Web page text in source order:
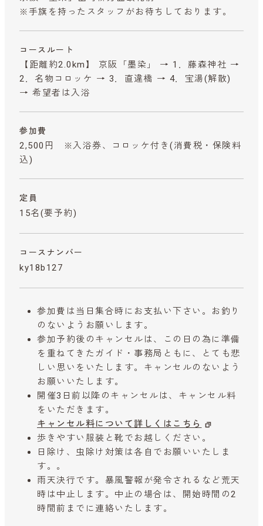
※手旗を持ったスタッフがお待ちしております。
コースルート
【距離約2.0km】 京阪「墨染」 → 1．藤森神社 →
2．名物コロッケ → 3．直違橋 → 4．宝湯(解散)
→ 希望者は入浴
参加費
2,500円 ※入浴券、コロッケ付き (消費税・保険料
込)
定員
15名(要予約)
コースナンバー
ky18b127
参加費は当日集合時にお支払い下さい。お釣り
のないようお願いします。
参加予約後のキャンセルは、この日の為に準備
を重ねてきたガイド・事務局ともに、とても悲
しい思いをいたします。キャンセルのないよう
お願いいたします。
開催3日前以降のキャンセルは、キャンセル料
をいただきます。
キャンセル料について詳しくはこちら
歩きやすい服装と靴でお越しください。
日除け、虫除け対策は各自でお願いいたしま
す。。
雨天決行です。暴風警報が発令されるなど荒天
時は中止します。中止の場合は、開始時間の2
時間前までに連絡いたします。